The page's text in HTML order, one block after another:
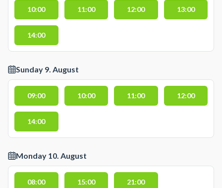
10:00 11:00 12:00 13:00
14:00
Sunday 9. August
09:00 10:00 11:00 12:00
14:00
Monday 10. August
08:00 15:00 21:00